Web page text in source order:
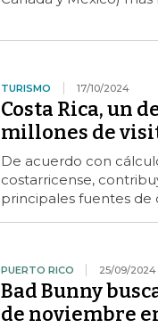
TURISMO 17/10/2024
Costa Rica, un
millones de
De acuerdo con
costarricense,
principales fuentes de
PUERTO RICO 25/09/2024
Bad Bunny
de noviembre